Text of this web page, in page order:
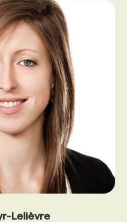
Lelièvre